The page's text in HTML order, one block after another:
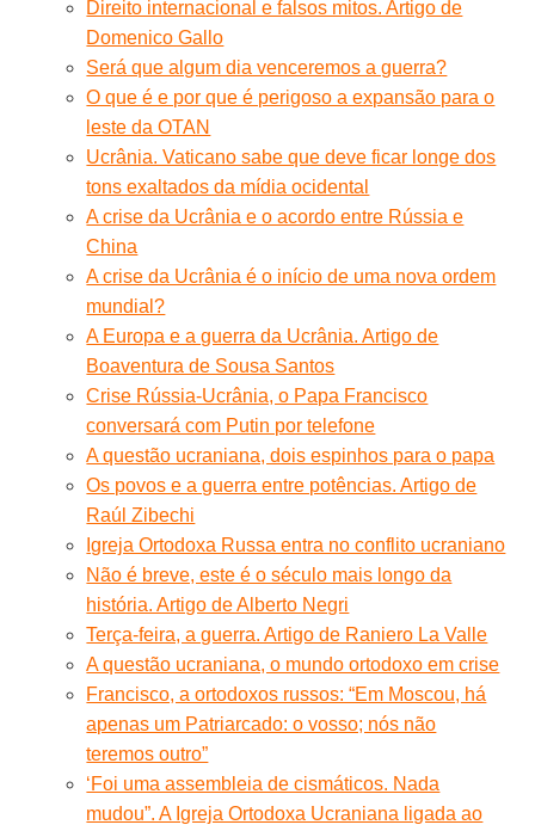
Direito internacional e falsos mitos. Artigo de
Domenico Gallo
Será que algum dia venceremos a guerra?
O que é e por que é perigoso a expansão para o
leste da OTAN
Ucrânia. Vaticano sabe que deve ficar longe dos
tons exaltados da mídia ocidental
A crise da Ucrânia e o acordo entre Rússia e
China
A crise da Ucrânia é o início de uma nova ordem
mundial?
A Europa e a guerra da Ucrânia. Artigo de
Boaventura de Sousa Santos
Crise Rússia-Ucrânia, o Papa Francisco
conversará com Putin por telefone
A questão ucraniana, dois espinhos para o papa
Os povos e a guerra entre potências. Artigo de
Raúl Zibechi
Igreja Ortodoxa Russa entra no conflito ucraniano
Não é breve, este é o século mais longo da
história. Artigo de Alberto Negri
Terça-feira, a guerra. Artigo de Raniero La Valle
A questão ucraniana, o mundo ortodoxo em crise
Francisco, a ortodoxos russos: “Em Moscou, há
apenas um Patriarcado: o vosso; nós não
teremos outro”
‘Foi uma assembleia de cismáticos. Nada
mudou”. A Igreja Ortodoxa Ucraniana ligada ao